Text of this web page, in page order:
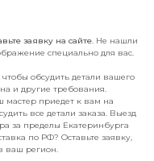
заявку на сайте. Не нашли
специально для вас.
обсудить детали вашего
и другие требования.
мастер приедет к вам на
все детали заказа. Выезд
за пределы Екатеринбурга
по РФ? Оставьте заявку,
ваш регион.